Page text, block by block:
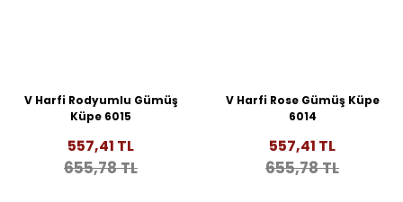
V Harfi Rodyumlu Gümüş
Küpe 6015
557,41 TL
655,78 TL
V Harfi Rose Gümüş Küpe
6014
557,41 TL
655,78 TL